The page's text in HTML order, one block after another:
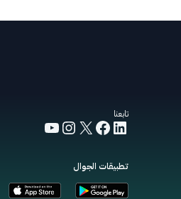
تابعنا
LinkedIn
Facebook
X
Instagram
YouTube
تطبيقات الجوال